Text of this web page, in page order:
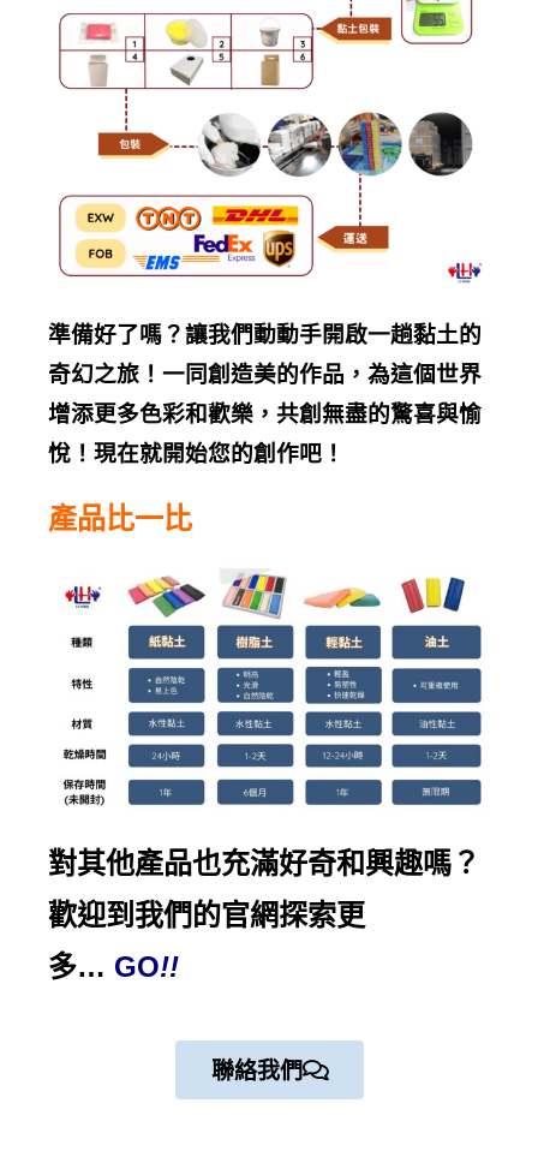
準備好了嗎？讓我們動動手開啟一趟黏土的
奇幻之旅！一同創造美的作品，為這個世界
增添更多色彩和歡樂，共創無盡的驚喜與愉
悅！現在就開始您的創作吧！
產品比一比
對其他產品也充滿好奇和興趣嗎？
歡迎到我們的官網探索更
多… GO!!
聯絡我們